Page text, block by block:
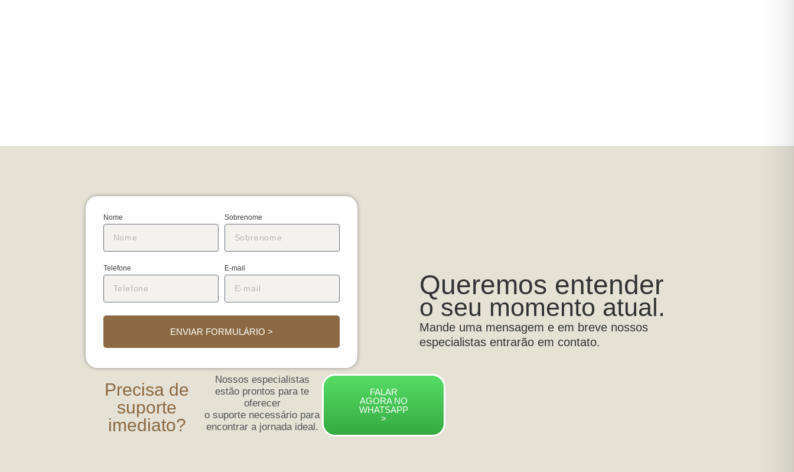
Nome Sobrenome
Telefone E-mail
ENVIAR FORMULÁRIO >
Precisa de
suporte
imediato?
Nossos especialistas
estão prontos para te
oferecer
o suporte necessário para
encontrar a jornada ideal.
FALAR
AGORA NO
WHATSAPP
>
Queremos entender
o seu momento atual.
Mande uma mensagem e em breve nossos
especialistas entrarão em contato.